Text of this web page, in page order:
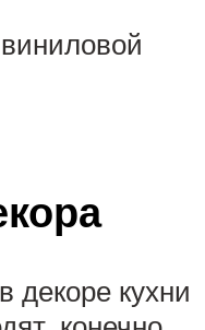
декоре кухни